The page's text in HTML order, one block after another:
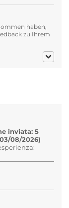
haben,
zu Ihrem
inviata: 5
08/2026)